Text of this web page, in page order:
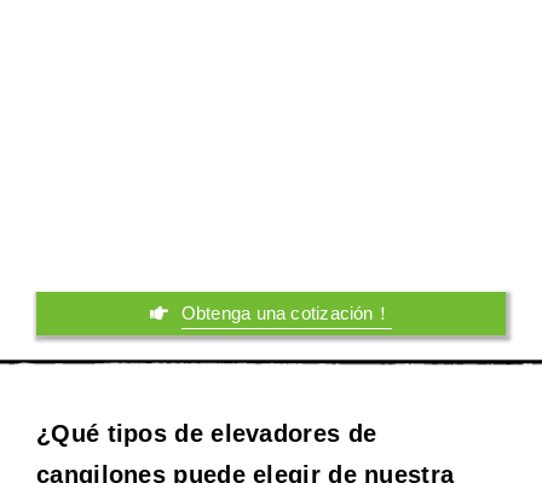
Obtenga una cotización！
¿Qué tipos de elevadores de
cangilones puede elegir de nuestra